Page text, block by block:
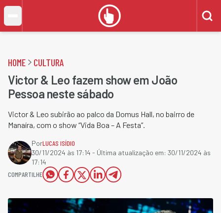
HOME CULTURA
Victor & Leo fazem show em João
Pessoa neste sábado
Victor & Leo subirão ao palco da Domus Hall, no bairro de
Manaíra, com o show “Vida Boa – A Festa”.
PorLUCAS ISÍDIO
30/11/2024 às 17:14 - Última atualização em: 30/11/2024 às
17:14
COMPARTILHE